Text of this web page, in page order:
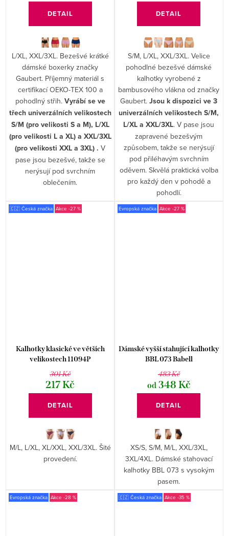
DETAIL
L/XL, XXL/3XL. Bezešvé krátké
dámské boxerky značky
Gaubert. Příjemný materiál s
certifikací OEKO-TEX 100 a
pohodlný střih. Vyrábí se ve
třech univerzálních velikostech
S/M (pro velikosti S a M), L/XL
(pro velikosti L a XL) a XXL/3XL
(pro velikosti XXL a 3XL) . V
pase jsou bezešvé, takže se
nerýsují pod svrchním
oblečením.
DETAIL
S/M, L/XL, XXL/3XL. Velice
pohodlné bezešvé dámské
kalhotky vyrobené z
bambusového vlákna od značky
Gaubert.Jsou k dispozici ve 3
univerzálních velikostech S/M,
L/XL a XXL/3XL. V pase jsou
zapravené bezešvým
způsobem, takže se nerýsují
pod přiléhavým svrchním
oděvem. Skvělá praktická volba
pro každý den v pohodě a
pohodlí.
🇨🇿 Česká značka -27 %
Kalhotky klasické ve větších
velikostech 11094P
301 Kč
217 Kč
DETAIL
M/L, L/XL, XL/XXL, XXL/3XL. Šité
provedení.
Evropská značka -27 %
Dámské vyšší stahující kalhotky
BBL 073 Babell
483 Kč
od348 Kč
DETAIL
XS/S, S/M, M/L, XXL/3XL,
3XL/4XL. Dámské stahovací
kalhotky BBL 073 s vysokým
pasem.
Evropská značka -28 % 🇨🇿 Česká značka -35 %